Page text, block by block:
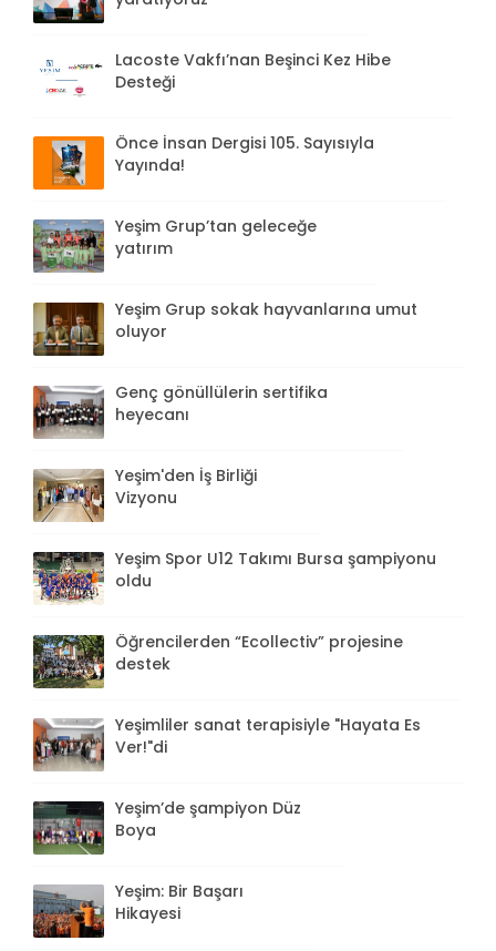
Lacoste Vakfı’nan Beşinci Kez Hibe
Desteği
Önce İnsan Dergisi 105. Sayısıyla
Yayında!
Yeşim Grup’tan geleceğe
yatırım
Yeşim Grup sokak hayvanlarına umut
oluyor
Genç gönüllülerin sertifika
heyecanı
Yeşim'den İş Birliği
Vizyonu
Yeşim Spor U12 Takımı Bursa şampiyonu
oldu
Öğrencilerden “Ecollectiv” projesine
destek
Yeşimliler sanat terapisiyle "Hayata Es
Ver!"di
Yeşim’de şampiyon Düz
Boya
Yeşim: Bir Başarı
Hikayesi